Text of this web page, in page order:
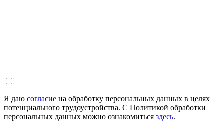
Я даю согласие на обработку персональных данных в целях
потенциального трудоустройства. С Политикой обработки
персональных данных можно ознакомиться здесь.